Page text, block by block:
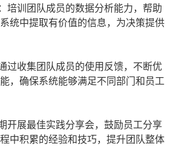
：培训团队成员的数据分析能力，帮助
统中提取有价值的信息，为决策提供
过收集团队成员的使用反馈，不断优
，确保系统能够满足不同部门和员工
开展最佳实践分享会，鼓励员工分享
中积累的经验和技巧，提升团队整体